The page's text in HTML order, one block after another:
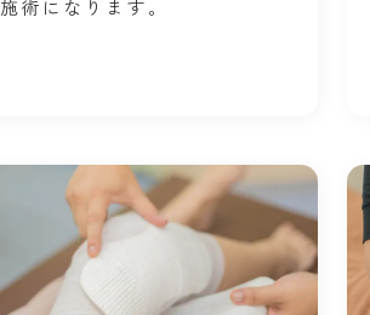
施術になります。